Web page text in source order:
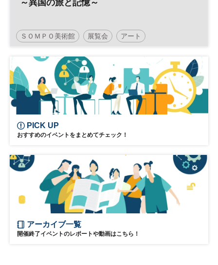
～異国の旅と記憶～
ＳＯＭＰＯ美術館 展覧会 アート
コレクション展
PICK UP
おすすめのイベントをまとめてチェック！
アーカイブ一覧
開催終了イベントのレポートや動画はこちら！